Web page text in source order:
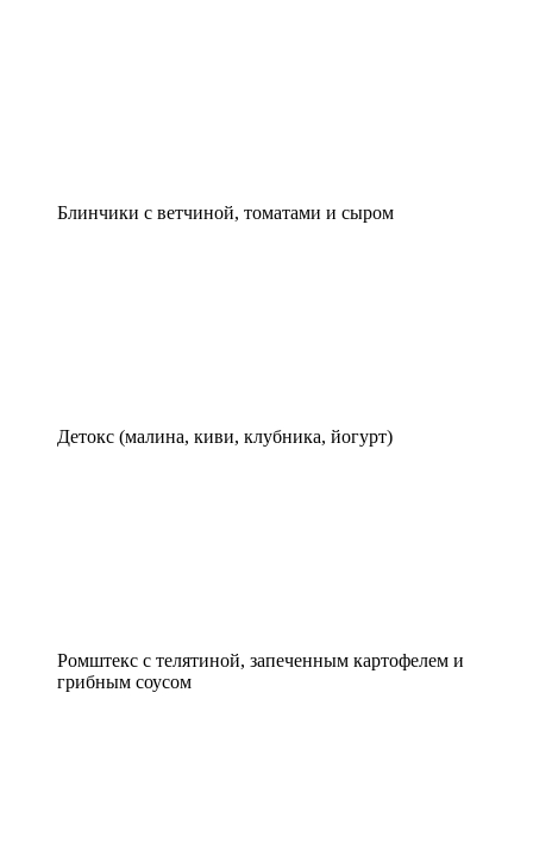
Блинчики с ветчиной, томатами и сыром
Детокс (малина, киви, клубника, йогурт)
Ромштекс с телятиной, запеченным картофелем и
грибным соусом